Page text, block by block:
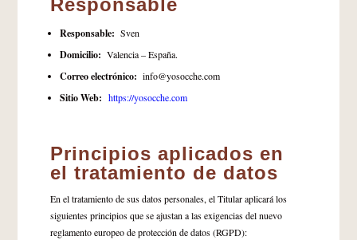
Responsable
Responsable: Sven
Domicilio: Valencia – España.
Correo electrónico: info@yosocche.com
Sitio Web: https://yosocche.com
Principios aplicados en
el tratamiento de datos
En el tratamiento de sus datos personales, el Titular aplicará los
siguientes principios que se ajustan a las exigencias del nuevo
reglamento europeo de protección de datos (RGPD):